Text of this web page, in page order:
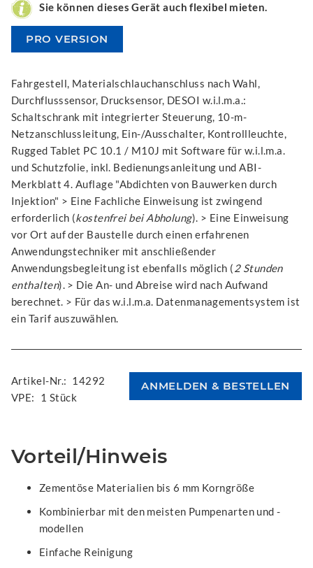
Sie können dieses Gerät auch flexibel mieten.
PRO VERSION
Fahrgestell, Materialschlauchanschluss nach Wahl,
Durchflusssensor, Drucksensor, DESOI w.i.l.m.a.:
Schaltschrank mit integrierter Steuerung, 10-m-
Netzanschlussleitung, Ein-/Ausschalter, Kontrollleuchte,
Rugged Tablet PC 10.1 / M10J mit Software für w.i.l.m.a.
und Schutzfolie, inkl. Bedienungsanleitung und ABI-
Merkblatt 4. Auflage "Abdichten von Bauwerken durch
Injektion" > Eine Fachliche Einweisung ist zwingend
erforderlich (kostenfrei bei Abholung). > Eine Einweisung
vor Ort auf der Baustelle durch einen erfahrenen
Anwendungstechniker mit anschließender
Anwendungsbegleitung ist ebenfalls möglich (2 Stunden
enthalten). > Die An- und Abreise wird nach Aufwand
berechnet. > Für das w.i.l.m.a. Datenmanagementsystem ist
ein Tarif auszuwählen.
Artikel-Nr.: 14292
VPE:
1 Stück
Vorteil/Hinweis
Zementöse Materialien bis 6 mm Korngröße
Kombinierbar mit den meisten Pumpenarten und -
modellen
Einfache Reinigung